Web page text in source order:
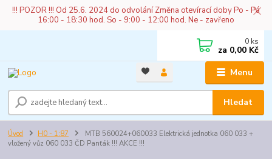
!!! POZOR !!! Od 25.6. 2024 do odvolání Změna otevírací doby Po - Pá
16:00 - 18:30 hod. So - 9:00 - 12:00 hod. Ne - zavřeno
Menu
Hledat
0 ks
za 0,00 Kč
Úvod H0 - 1:87
MTB 560024+060033 Elektrická jednotka 060 033 +
vložený vůz 060 033 ČD Panťák !!! AKCE !!!